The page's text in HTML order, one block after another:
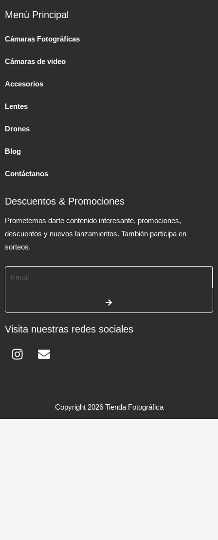
Menú Principal
Cámaras Fotográficas
Cámaras de video
Accesorios
Lentes
Drones
Blog
Contáctanos
Descuentos & Promociones
Prometemos darte contenido interesante, promociones,
descuentos y nuevos lanzamientos. También participa en
sorteos.
Visita nuestras redes sociales
InstagramEnvelope
Copyright 2026 Tienda Fotográfica